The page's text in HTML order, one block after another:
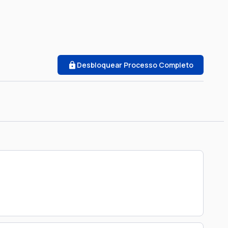
Desbloquear Processo Completo